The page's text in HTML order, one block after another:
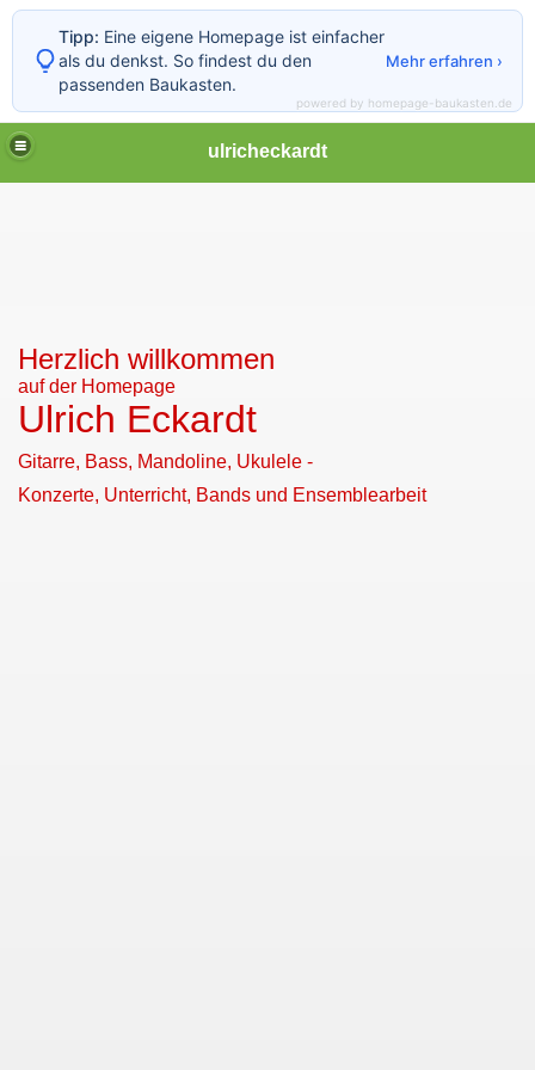
ulricheckardt
Herzlich willkommen
auf der Homepage
Ulrich Eckardt
Gitarre, Bass, Mandoline, Ukulele -
Konzerte, Unterricht, Bands und Ensemblearbeit
Tipp: Eine eigene Homepage ist einfacher
als du denkst. So findest du den
passenden Baukasten.
Mehr erfahren ›
powered by homepage-baukasten.de